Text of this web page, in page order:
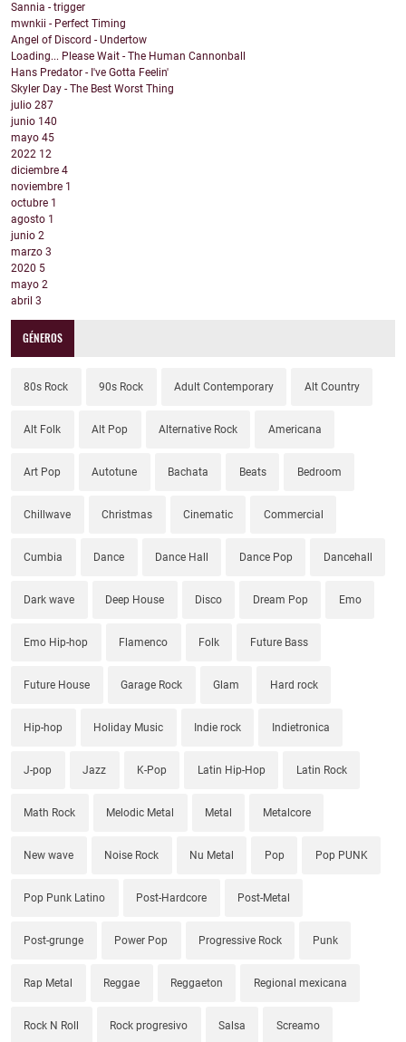
Sannia - trigger
mwnkii - Perfect Timing
Angel of Discord - Undertow
Loading... Please Wait - The Human Cannonball
Hans Predator - I've Gotta Feelin'
Skyler Day - The Best Worst Thing
julio 287
junio 140
mayo 45
2022 12
diciembre 4
noviembre 1
octubre 1
agosto 1
junio 2
marzo 3
2020 5
mayo 2
abril 3
GÉNEROS
80s Rock 90s Rock Adult Contemporary Alt Country
Alt Folk Alt Pop Alternative Rock Americana
Art Pop Autotune Bachata Beats Bedroom
Chillwave Christmas Cinematic Commercial
Cumbia Dance Dance Hall Dance Pop Dancehall
Dark wave Deep House Disco Dream Pop Emo
Emo Hip-hop Flamenco Folk Future Bass
Future House Garage Rock Glam Hard rock
Hip-hop Holiday Music Indie rock Indietronica
J-pop Jazz K-Pop Latin Hip-Hop Latin Rock
Math Rock Melodic Metal Metal Metalcore
New wave Noise Rock Nu Metal Pop Pop PUNK
Pop Punk Latino Post-Hardcore Post-Metal
Post-grunge Power Pop Progressive Rock Punk
Rap Metal Reggae Reggaeton Regional mexicana
Rock N Roll Rock progresivo Salsa Screamo